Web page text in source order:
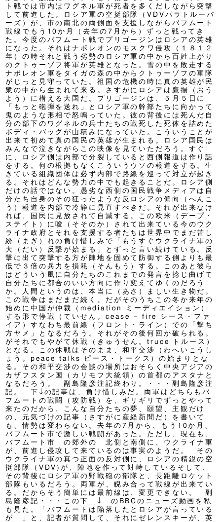
ト戦では市内はワグネル軍が死者を多くだしながら突撃
して前進した。ロシア軍の空挺部隊（VDVパラトルーパ
ーズ）が、市の南北の両側面を支援しながらバフムート
戦線でもう10か月（去年の7月から）ずっと戦ってき
た。今度のバフムート戦でプリゴージンはロシアの英雄
になった。それはナポレオンのモスクワ侵攻（１８１２
年）の時それと戦う劣勢のロシア軍の中から百姓上がり
のクトゥーゾフ将軍が英雄となった。雪の中を敗走する
ナポレオン軍をタイガの森の中からクトゥーゾフの軍隊
がじっと見守っていた。祖国の危機の時に真の英雄が民
衆の中から生まれて来る。さすがにロシアは鷹揚（おう
よう）に構える大国だ。プリゴージンは、５月５日に
「もっと砲弾を送れ」とロシア軍の幹部たちに向かって
鬼のような形相で怒鳴っていた。彼の背後には死んだ自
分の部下のワグネルの兵士たちの戦死した死体を詰めた
ボディ・バッグが山積みになっていた。こういうことが
出来て初めて真の国民の英雄が生まれる。ロシア国民は
みんなで泣きながらこの映像を見ていただろう。すぐ
に、ロシア側は内部で分裂していると西側報道は作り話
をする。何の根拠もなくこういうウソの報道をする。生
きている組織団体は必ず内部で路線を巡って対立が起き
る。それはどんな勢力の中でも起きることだ。ロシア側
だけの話ではない。愚劣な西側の国民戦争メディアは自
分たち自身のその狂ったような反ロシアの偏向（へんこ
う）報道を内部で冷静に見直すべきだ。それが出来なけ
れば、国民に見放されて自滅する。この欧米（デープ・
ステイト）に唆（そそのか）されて出来ている今のウク
ライナ政府とそれを支援する者たちは世界中でまだ苦し
紛（まぎ）れの負け惜しみで「もうすぐウクライナ軍の
大（だい）反撃が始まる」とずっと言い続けている。反
撃に出て突撃する方が陣地を固めて防御する側よりも最
低で３倍の兵力を損耗（そんもう）する。このあと彼ら
はどういう風に自分たちのこれまでの発言を捻じ曲げて
自分たちに都合のいい方向に作り変えてゆくのだろう
か。人間というのは、本当に（あさ）ましい生き物だ。
この戦争はまだまだ続く。だがそのうちこの冬か来年の
始めに中国が仲裁（mediation ミーディエイション）
する形で停戦（ていせん。cease – fire シース・ファ
イア）すなわち最前線（フロント・ライン）での「撃ち
方ヤメ」となるだろう。それがその後何回か破られる。
がそれでもやがて休戦（きゅうせん。truce トルース）
となる。この休戦はそのまま、和平交渉（わへいこうし
ょう。peace talks ピース・トークス）の始まりとな
る。その和平交渉の会談の場所はおそらく中央アジアの
カザフスタン国（カリモフ大統領）の首都のアスタナと
なるだろう。 副島隆彦注記終わり。・・・副島隆彦注
記。 下↓の記事は、負け惜しみだ。両軍はどちらもバ
フムートの戦闘（攻防戦）を、ギリギリでずっとやって
来たのだから、こんな自分たちの夢、願望、主観だけ
の、元気づけの記事（さすがに産経新聞だ）を書いて
も、情勢は変わらない。去年の7月から、もう10か月、
バフムート市で激しい戦闘があった。ただし、現在も、
バフムート市 の郊外の 北側と南側に、ウクライナ軍
が、前進し侵攻して来ているのは事実のようだ。 その
ウクライナ軍の真つ正面の反対側に、ロシアの精鋭の空
挺部隊（VDV)が、陣地を作って対峙しているそして、
その背後にロシア軍の野戦砲の部隊と、長距離ロケット
部隊もいるだろう。両軍が、睨み合って戦線が出来てい
る。だからそう簡単には最前線は、変更できない。 副
島隆彦記・・・この下 ↓ のBBCのニューズ動画を私
も見た。「バフムートは陥落したとロシアが言っている
が 」と、記者が質問して、それにゼレンスキーが、英